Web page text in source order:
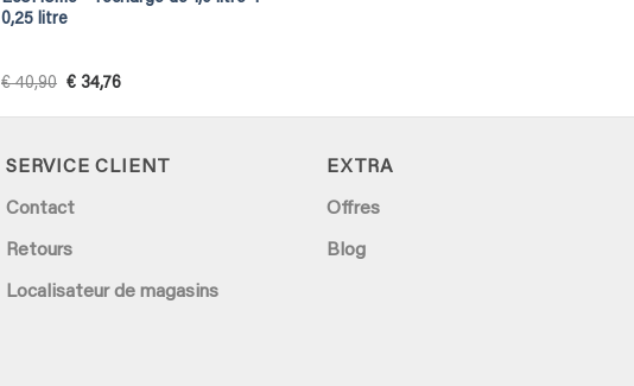
0,25 litre
€40,90 Original
was:
€ 34,76Current
is:
SERVICE CLIENT
Contact
Retours
Localisateur de magasins
EXTRA
Offres
Blog